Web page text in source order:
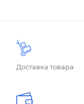
Доставка товара